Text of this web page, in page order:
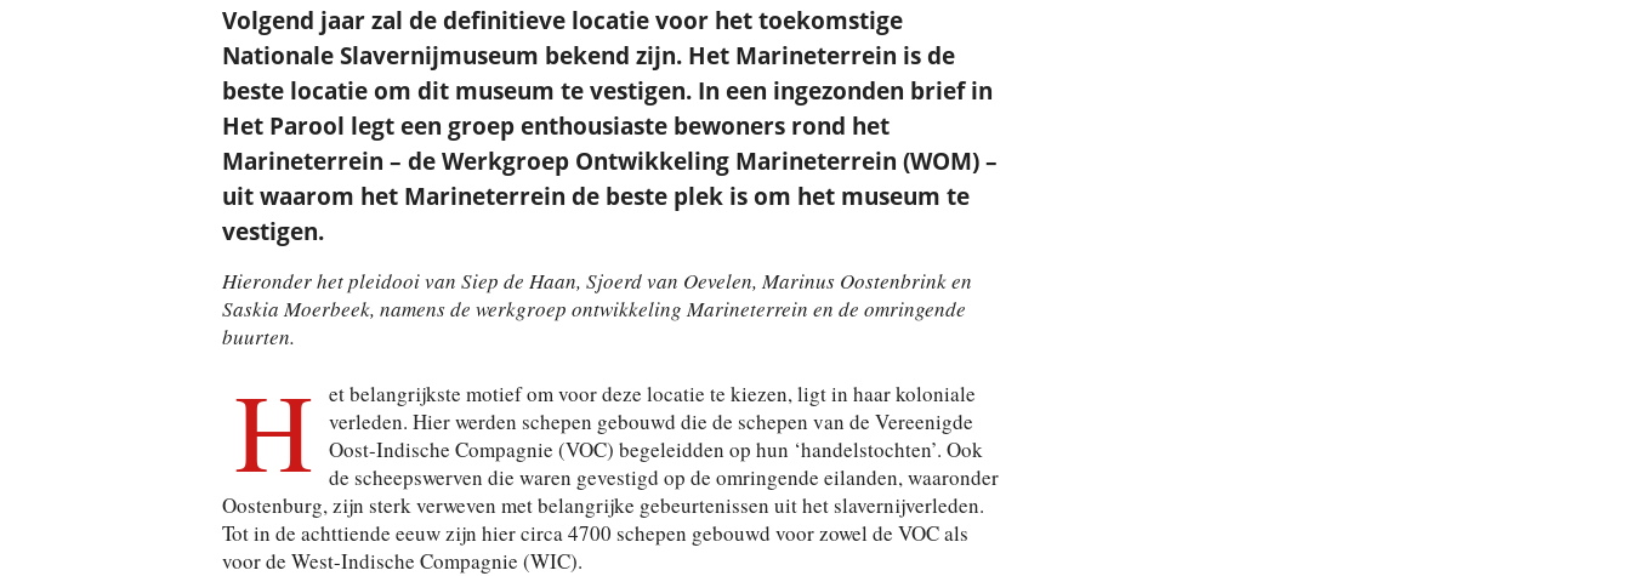
Volgend jaar zal de definitieve locatie voor het toekomstige
Nationale Slavernij­museum bekend zijn. Het Marineterrein is de
beste locatie om dit museum te vestigen. In een ingezonden brief in
Het Parool legt een groep enthousiaste bewoners rond het
Marineterrein – de Werkgroep Ontwikkeling Marineterrein (WOM) –
uit waarom het Marineterrein de beste plek is om het museum te
vestigen.
Hieronder het pleidooi van Siep de Haan, Sjoerd van Oevelen, Marinus Oostenbrink en
Saskia Moerbeek, namens de werkgroep ontwikkeling Marineterrein en de omringende
buurten.
H
et belangrijkste motief om voor deze locatie te kiezen, ligt in haar koloniale
verleden. Hier werden schepen gebouwd die de schepen van de Vereenigde
Oost-Indische Compagnie (VOC) begeleidden op hun ‘handelstochten’. Ook
de scheepswerven die waren gevestigd op de omringende eilanden, waaronder
Oostenburg, zijn sterk verweven met belangrijke gebeurtenissen uit het slavernijverleden.
Tot in de achttiende eeuw zijn hier circa 4700 schepen gebouwd voor zowel de VOC als
voor de West-Indische Compagnie (WIC).